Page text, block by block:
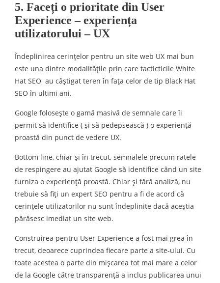
5. Faceți o prioritate din User
Experience – experiența
utilizatorului – UX
Îndeplinirea cerințelor pentru un site web UX mai bun
este una dintre modalitățile prin care tacticticile White
Hat SEO au câștigat teren în fața celor de tip Black Hat
SEO în ultimi ani.
Google folosește o gamă masivă de semnale care îi
permit să identifice ( și să pedepsească ) o experiență
proastă din punct de vedere UX.
Bottom line, chiar și în trecut, semnalele precum ratele
de respingere au ajutat Google să identifice când un site
furniza o experiență proastă. Chiar și fără analiză, nu
trebuie să fiți un expert SEO pentru a fi de acord că
cerințele utilizatorilor nu sunt îndeplinite dacă aceștia
părăsesc imediat un site web.
Construirea pentru User Experience a fost mai grea în
trecut, deoarece cuprindea fiecare parte a site-ului. Cu
toate acestea o parte din mișcarea tot mai mare a celor
de la Google către transparență a inclus publicarea unui